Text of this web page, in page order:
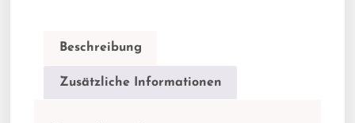
Beschreibung
Zusätzliche Informationen